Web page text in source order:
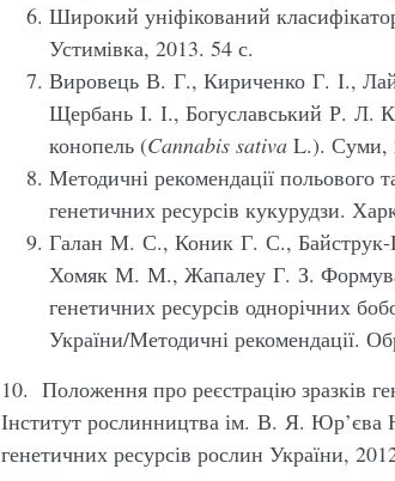
Широкий уніфікований
Устимівка, 2013. 54 с.
Вировець В. Г., Кириченко Г. І.,
Щербань І. І., Богуславський Р. Л.
конопель (Cannabis sativaL.). Суми,
Методичні рекомендації польового
генетичних ресурсів кукурудзи.
Галан М. С., Коник Г. С.,
Хомяк М. М., Жапалеу Г. З.
генетичних ресурсів однорічних
України/Методичні рекомендації.
10. Положення про реєстрацію зразків
Інститут рослинництва ім. В. Я.
генетичних ресурсів рослин України,